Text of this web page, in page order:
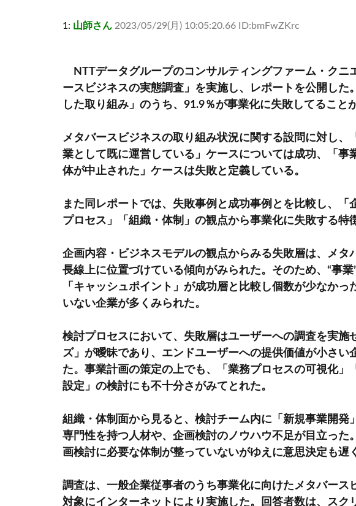
1: 山師さん 2023/05/29(月) 10:05:20.66 ID:bmFwZKrc
NTTデータグループのコンサルティングファーム・クニ
ースビジネスの実態調査」を実施し、レポートを公開した
した取り組み」のうち、91.9％が事業化に失敗してること
メタバースビジネスの取り組み状況に関する設問に対し、
業として既に運営している」ケースについては成功、「事
体が中止された」ケースは失敗と定義している。
また同レポートでは、失敗事例と成功事例とを比較し、「
プロセス」「組織・体制」の観点から事業化に失敗する特
企画内容・ビジネスモデルの観点からみる失敗層は、メタ
長線上に位置づけている傾向がみられた。そのため、“事業
「キャッシュポイント」が成功層と比較し個数が少なか
いない企業が多くみられた。
検討プロセスにおいて、失敗層はユーザーへの調査を実施
ズ」が曖昧であり、エンドユーザーへの提供価値が小さい
た。事業計画の策定の上でも、「業務プロセスの可視化」
設定」の検討にも不十分さがみてとれた。
組織・体制面から見ると、検討チーム内に「新規事業開発
専門性を持つ人材や、企画検討のノウハウ不足が目立った
画検討に必要な体制が整っていないがゆえに意思決定も遅
調査は、一般企業従事者のうち事業化に向けたメタバース
対象にインターネットにより実施した。回答者数は、スク